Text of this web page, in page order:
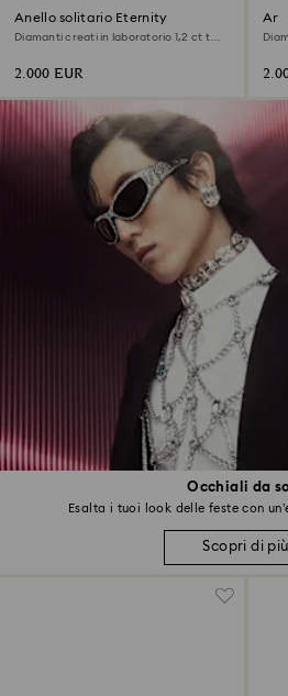
Occhiali da
Esalta i tuoi look delle feste con
Scopri di più
Anello solitario Eternity
Diamanti creati in laboratorio 1,2 ct tw,
2.000 EUR